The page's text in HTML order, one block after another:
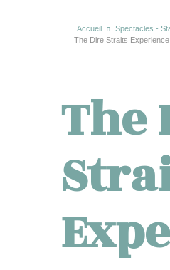
Accueil Spectacles -
The Dire Straits Experience
The